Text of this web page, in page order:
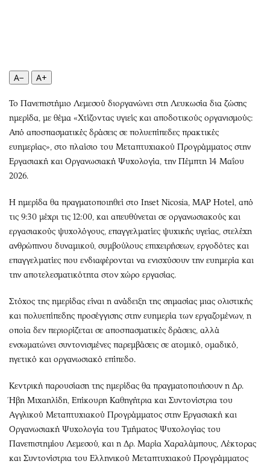
Πολιτισμός
Θέατρο-Χορός
Μουσική
Εικαστικά
Βιβλίο
Χειρόγραφα
Podcasts
Uncut
Προσφορές
Προσωπικότητες στην ''Κ''
A− A+
Το Πανεπιστήμιο Λεμεσού διοργανώνει στη Λευκωσία δια ζώσης
ημερίδα, με θέμα «Χτίζοντας υγιείς και αποδοτικούς οργανισμούς:
Από αποσπασματικές δράσεις σε πολυεπίπεδες πρακτικές
ευημερίας», στο πλαίσιο του Μεταπτυχιακού Προγράμματος στην
Εργασιακή και Οργανωσιακή Ψυχολογία, την Πέμπτη 14 Μαΐου
2026.
Η ημερίδα θα πραγματοποιηθεί στο Inset Nicosia, MAP Hotel, από
τις 9:30 μέχρι τις 12:00, και απευθύνεται σε οργανωσιακούς και
εργασιακούς ψυχολόγους, επαγγελματίες ψυχικής υγείας, στελέχη
ανθρώπινου δυναμικού, συμβούλους επιχειρήσεων, εργοδότες και
επαγγελματίες που ενδιαφέρονται να ενισχύσουν την ευημερία και
την αποτελεσματικότητα στον χώρο εργασίας.
Στόχος της ημερίδας είναι η ανάδειξη της σημασίας μιας ολιστικής
και πολυεπίπεδης προσέγγισης στην ευημερία των εργαζομένων, η
οποία δεν περιορίζεται σε αποσπασματικές δράσεις, αλλά
ενσωματώνει συντονισμένες παρεμβάσεις σε ατομικό, ομαδικό,
ηγετικό και οργανωσιακό επίπεδο.
Κεντρική παρουσίαση της ημερίδας θα πραγματοποιήσουν η Δρ.
Ήβη Μιχαηλίδη, Επίκουρη Καθηγήτρια και Συντονίστρια του
Αγγλικού Μεταπτυχιακού Προγράμματος στην Εργασιακή και
Οργανωσιακή Ψυχολογία του Τμήματος Ψυχολογίας του
Πανεπιστημίου Λεμεσού, και η Δρ. Μαρία Χαραλάμπους, Λέκτορας
και Συντονίστρια του Ελληνικού Μεταπτυχιακού Προγράμματος